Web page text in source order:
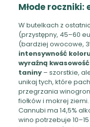
Młode roczniki:
W butelkach z
(przystępny, 45–60
(bardziej owocowe,
intensywność
wyraźną kwasowość
taniny– szorstkie,
unikaj tych, które
przegrzania
fiołków i mokrej ziemi.
Cannubi ma 14,5%
wino potrzebuje